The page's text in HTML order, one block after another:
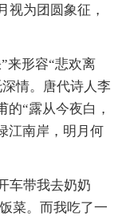
视为团圆象征，
来形容“悲欢离
情。唐代诗人李
的“露从今夜白，
江南岸，明月何
车带我去奶奶
菜。而我吃了一